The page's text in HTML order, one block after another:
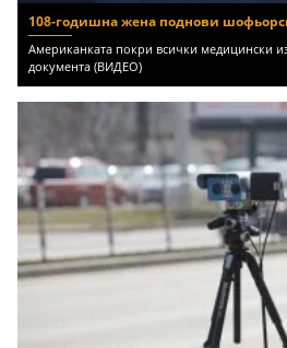
108-годишна жена поднови
Американката покри всички медицински
документа (ВИДЕО)